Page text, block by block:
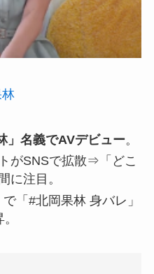
」名義でAVデビュー。
がSNSで拡散⇒「どこ
に注目。
「#北岡果林 身バレ」